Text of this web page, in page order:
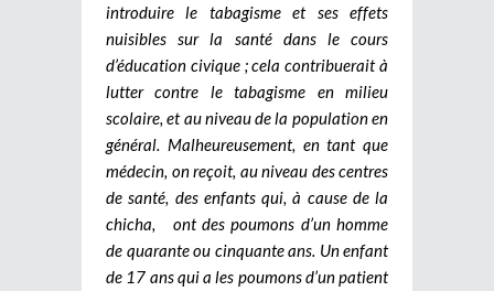
introduire le tabagisme et ses effets
nuisibles sur la santé dans le cours
d’éducation civique ; cela contribuerait à
lutter contre le tabagisme en milieu
scolaire, et au niveau de la population en
général. Malheureusement, en tant que
médecin, on reçoit, au niveau des centres
de santé, des enfants qui, à cause de la
chicha, ont des poumons d’un homme
de quarante ou cinquante ans. Un enfant
de 17 ans qui a les poumons d’un patient